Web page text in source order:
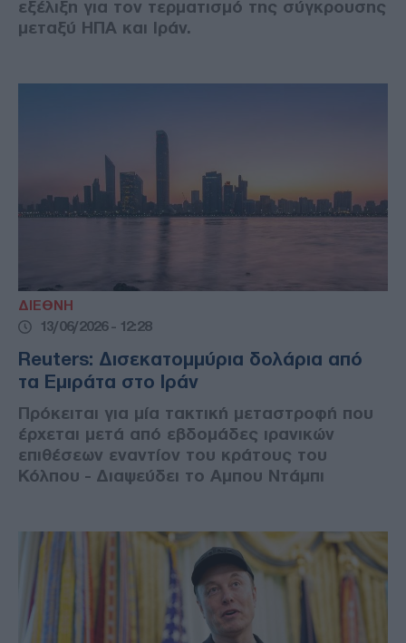
εξέλιξη για τον τερματισμό της σύγκρουσης
μεταξύ ΗΠΑ και Ιράν.
ΔΙΕΘΝΗ
13/06/2026 - 12:28
Reuters: Δισεκατομμύρια δολάρια από
τα Εμιράτα στο Ιράν
Πρόκειται για μία τακτική μεταστροφή που
έρχεται μετά από εβδομάδες ιρανικών
επιθέσεων εναντίον του κράτους του
Κόλπου - Διαψεύδει το Αμπου Ντάμπι